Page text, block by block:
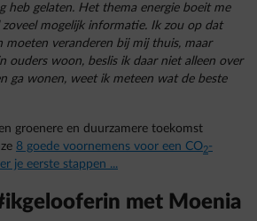
heb gelaten. Het thema energie boeit me
zoveel mogelijk informatie. Ik zou op dat
moeten veranderen bij mij thuis, maar
ouders woon, beslis ik daar niet alleen over
ga wonen, weet ik meteen wat de beste
groenere en duurzamere toekomst
8 goede voornemens voor een CO2-
je eerste stappen ...
met Moenia